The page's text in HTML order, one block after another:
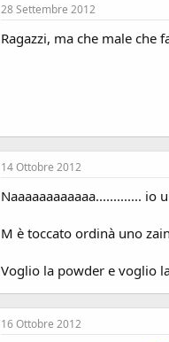
28 Settembre 2012
Ragazzi, ma che male che
14 Ottobre 2012
Naaaaaaaaaaaa............. io
M è toccato ordinà uno
Voglio la powder e voglio
16 Ottobre 2012